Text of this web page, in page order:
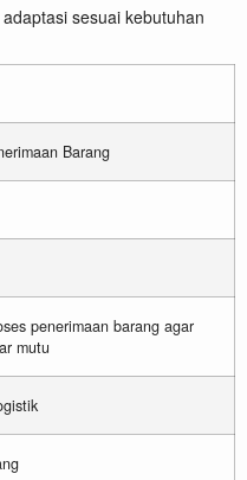
sesuai kebutuhan
Barang
penerimaan barang agar
mutu